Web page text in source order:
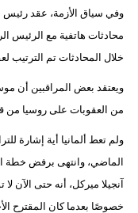
وفي سياق الأزمة، عقد رئيس
محادثات هاتفية مع الرئيس
خلال المحادثات تم الترتيب
ويعتقد بعض المراقبين أن
من العقوبات على روسيا من
ولم تعط ألمانيا أية إشارة
الماضي، وانتهى برفض خطة
آنجيلا ميركل، أنه حتى الآن
خصوصًا بعدما كان المقترح